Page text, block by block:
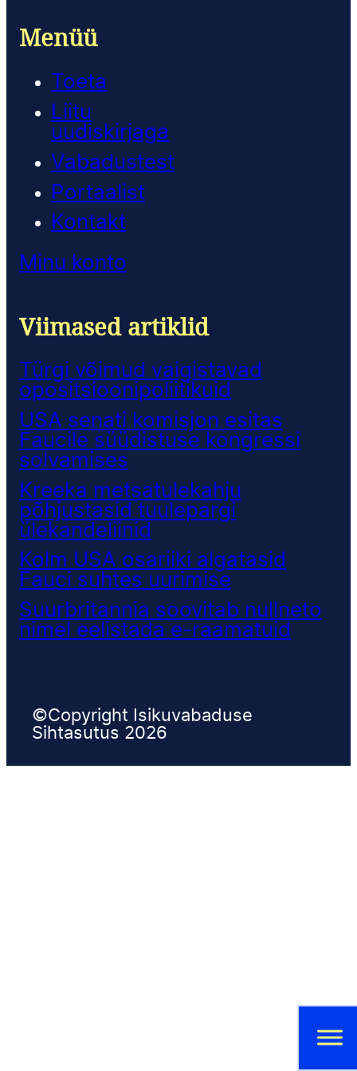
Menüü
Toeta
Liitu
uudiskirjaga
Vabadustest
Portaalist
Kontakt
Minu konto
Viimased artiklid
Türgi võimud vaigistavad
opositsioonipoliitikuid
USA senati komisjon esitas
Faucile süüdistuse kongressi
solvamises
Kreeka metsatulekahju
põhjustasid tuulepargi
ülekandeliinid
Kolm USA osariiki algatasid
Fauci suhtes uurimise
Suurbritannia soovitab nullneto
nimel eelistada e-raamatuid
©Copyright Isikuvabaduse
Sihtasutus 2026